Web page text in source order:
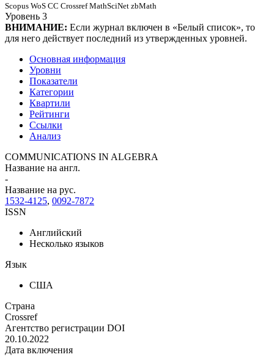
Scopus WoS CC Crossref MathSciNet zbMath
Уровень 3
ВНИМАНИЕ: Если журнал включен в «Белый список», то
для него действует последний из утвержденных уровней.
Основная информация
Уровни
Показатели
Категории
Квартили
Рейтинги
Ссылки
Анализ
COMMUNICATIONS IN ALGEBRA
Название на англ.
-
Название на рус.
1532-4125, 0092-7872
ISSN
Английский
Несколько языков
Язык
США
Страна
Crossref
Агентство регистрации DOI
20.10.2022
Дата включения